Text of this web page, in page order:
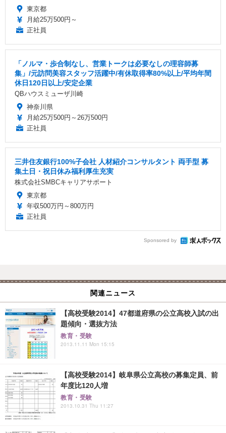
東京都
月給25万500円～
正社員
「ノルマ・歩合制なし、営業トークは必要なしの理容師募
集」/元訪問美容スタッフ活躍中/有休取得率80%以上/平均年間
休日120日以上/安定企業
QBハウスミューザ川崎
神奈川県
月給25万500円～26万500円
正社員
三井住友銀行100%子会社 人材紹介コンサルタント 両手型 募
集土日・祝日休み福利厚生充実
株式会社SMBCキャリアサポート
東京都
年収500万円～800万円
正社員
Sponsored by
関連ニュース
【高校受験2014】47都道府県の公立高校入試の出
題傾向・選抜方法
教育・受験
2013.11.11 Mon 15:15
【高校受験2014】岐阜県公立高校の募集定員、前
年度比120人増
教育・受験
2013.10.31 Thu 11:27